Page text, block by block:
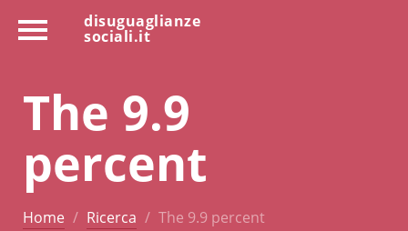
disuguaglianze
sociali.it
The 9.9
percent
Home Ricerca The 9.9 percent